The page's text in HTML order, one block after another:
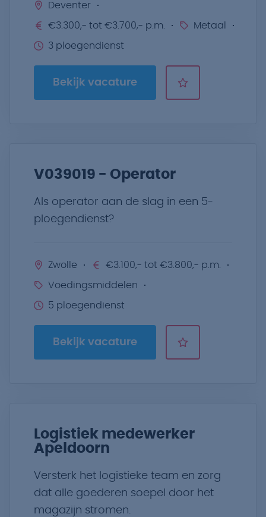
Deventer
€3.300,- tot €3.700,- p.m. Metaal
3 ploegendienst
Bekijk vacature
V039019 - Operator
Als operator aan de slag in een 5-
ploegendienst?
Zwolle €3.100,- tot €3.800,- p.m.
Voedingsmiddelen
5 ploegendienst
Bekijk vacature
Logistiek medewerker
Apeldoorn
Versterk het logistieke team en zorg
dat alle goederen soepel door het
magazijn stromen.